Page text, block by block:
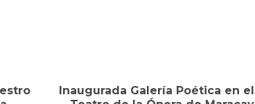
Entrada
Siguiente
Inaugurada Galería Poética en el